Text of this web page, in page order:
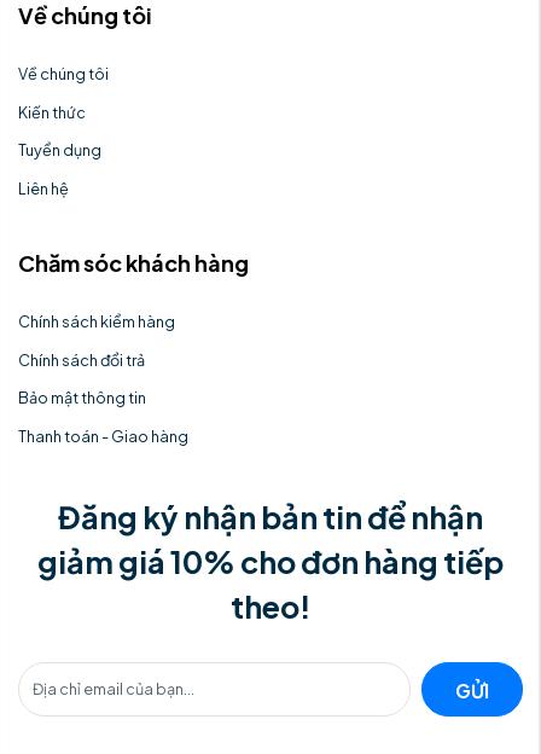
Về chúng tôi
Về chúng tôi
Kiến thức
Tuyển dụng
Liên hệ
Chăm sóc khách hàng
Chính sách kiểm hàng
Chính sách đổi trả
Bảo mật thông tin
Thanh toán - Giao hàng
Đăng ký nhận bản tin để nhận
giảm giá 10% cho đơn hàng tiếp
theo!
GỬI